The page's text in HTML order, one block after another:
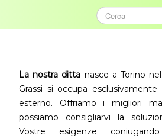
La nostra ditta nasce a Torino
Grassi si occupa
esterno. Offriamo i migliori
possiamo consigliarvi la
Vostre esigenze